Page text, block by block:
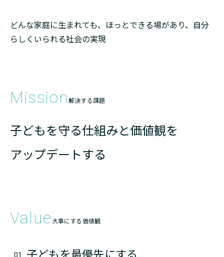
どんな家庭に生まれても、ほっとできる場があり、 自分
らしくいられる社会の実現
Mission解決する課題
子どもを守る仕組みと価値観を
アップデートする
Value 大事にする価値観
子どもを最優先にする